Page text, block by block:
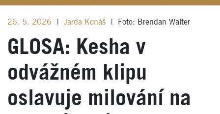
26. 5. 2026 Jarda Konáš Foto: Brendan Walter
GLOSA: Kesha v
odvážném klipu
oslavuje milování na